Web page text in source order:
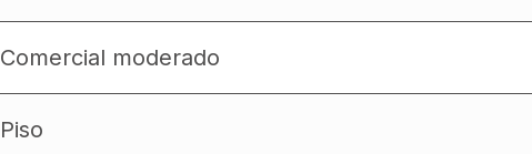
Comercial moderado
Piso